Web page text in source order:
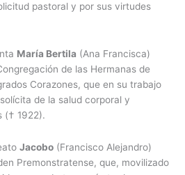
pastoral y por sus virtudes
María Bertila (Ana Francisca)
de las Hermanas de
Corazones, que en su trabajo
de la salud corporal y
(† 1922).
Jacobo (Francisco Alejandro)
Premonstratense, que, movilizado